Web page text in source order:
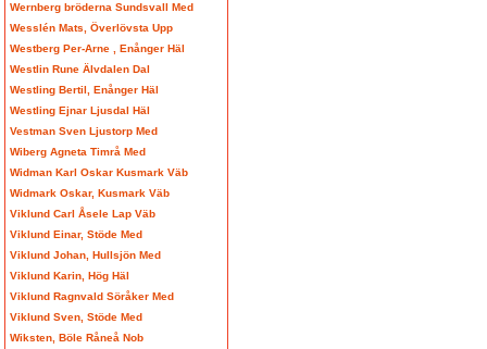
Wernberg bröderna Sundsvall Med
Wesslén Mats, Överlövsta Upp
Westberg Per-Arne , Enånger Häl
Westlin Rune Älvdalen Dal
Westling Bertil, Enånger Häl
Westling Ejnar Ljusdal Häl
Vestman Sven Ljustorp Med
Wiberg Agneta Timrå Med
Widman Karl Oskar Kusmark Väb
Widmark Oskar, Kusmark Väb
Viklund Carl Åsele Lap Väb
Viklund Einar, Stöde Med
Viklund Johan, Hullsjön Med
Viklund Karin, Hög Häl
Viklund Ragnvald Söråker Med
Viklund Sven, Stöde Med
Wiksten, Böle Råneå Nob